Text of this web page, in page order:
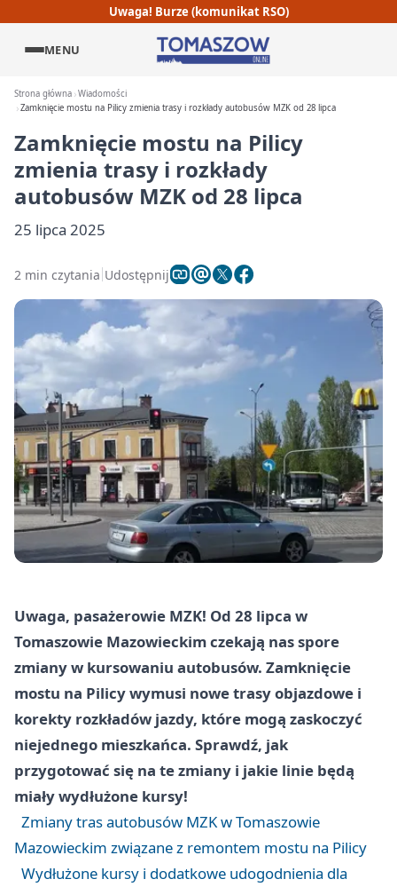
Uwaga! Burze (komunikat RSO)
MENU
Strona główna Wiadomości
Zamknięcie mostu na Pilicy zmienia trasy i rozkłady autobusów MZK od 28 lipca
Zamknięcie mostu na Pilicy
zmienia trasy i rozkłady
autobusów MZK od 28 lipca
25 lipca 2025
2 min czytania Udostępnij
Uwaga, pasażerowie MZK! Od 28 lipca w
Tomaszowie Mazowieckim czekają nas spore
zmiany w kursowaniu autobusów. Zamknięcie
mostu na Pilicy wymusi nowe trasy objazdowe i
korekty rozkładów jazdy, które mogą zaskoczyć
niejednego mieszkańca. Sprawdź, jak
przygotować się na te zmiany i jakie linie będą
miały wydłużone kursy!
Zmiany tras autobusów MZK w Tomaszowie
Mazowieckim związane z remontem mostu na Pilicy
Wydłużone kursy i dodatkowe udogodnienia dla